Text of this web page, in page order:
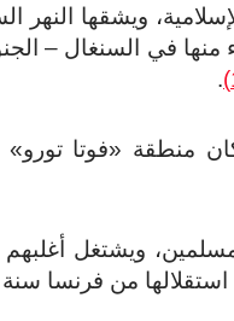
ويشقها النهر
منها في السنغال –
.
منطقة «فوتا تورو»
ويشتغل أغلبهم
من فرنسا سنة 1960م.